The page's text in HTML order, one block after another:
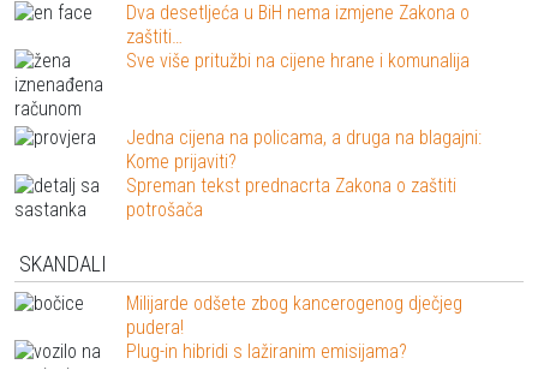
Dva desetljeća u BiH nema izmjene Zakona o
zaštiti…
Sve više pritužbi na cijene hrane i komunalija
Jedna cijena na policama, a druga na blagajni:
Kome prijaviti?
Spreman tekst prednacrta Zakona o zaštiti
potrošača
SKANDALI
Milijarde odšete zbog kancerogenog dječjeg
pudera!
Plug-in hibridi s lažiranim emisijama?